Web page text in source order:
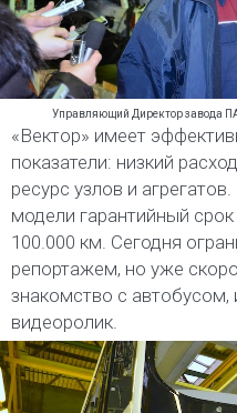
Управляющий Директор завода
«Вектор» имеет
показатели: низкий
ресурс узлов и
модели гарантийный
100.000 км. Сегодня
репортажем, но уже
знакомство с
видеоролик.